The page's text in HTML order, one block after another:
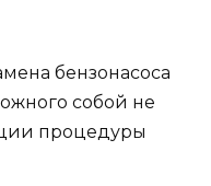
бензонасоса
собой не
процедуры